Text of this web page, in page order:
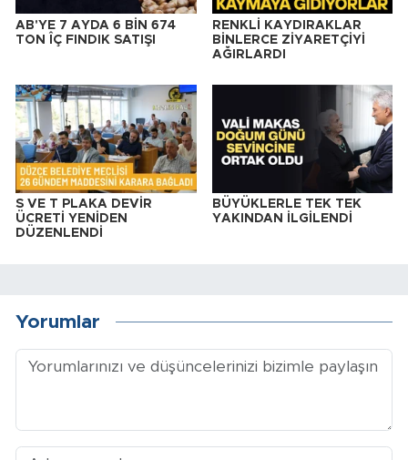
AB'YE 7 AYDA 6 BİN 674
TON ÎÇ FINDIK SATIŞI
RENKLİ KAYDIRAKLAR
BİNLERCE ZİYARETÇİYİ
AĞIRLARDI
S VE T PLAKA DEVİR
ÜCRETİ YENİDEN
DÜZENLENDİ
BÜYÜKLERLE TEK TEK
YAKINDAN İLGİLENDİ
Yorumlar